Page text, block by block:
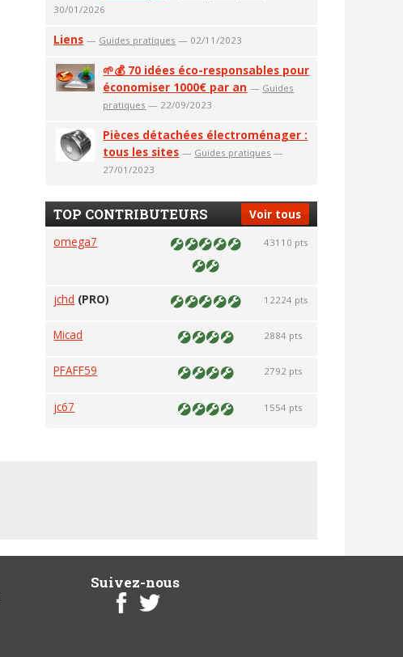
30/01/2026
Liens — Guides pratiques — 02/11/2023
🌱💰 70 idées éco-responsables pour
économiser 1000€ par an — Guides
pratiques — 22/09/2023
Pièces détachées électroménager :
tous les sites — Guides pratiques —
27/01/2023
Voir tous
TOP CONTRIBUTEURS
omega7 43110 pts
jchd (PRO) 12224 pts
Micad 2884 pts
PFAFF59 2792 pts
jc67 1554 pts
Suivez-nous